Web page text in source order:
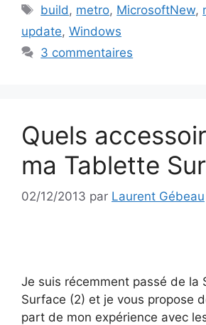
Étiquettes
build , metro, MicrosoftNew,
update, Windows
3 commentaires
Quels
ma Tablette
02/12/2013 par Laurent Gébeau
Je suis récemment passé de la
Surface (2) et je vous propose
part de mon expérience avec